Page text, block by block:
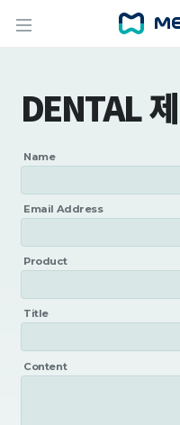
DENTAL
Name
Email Address
Product
Title
Content